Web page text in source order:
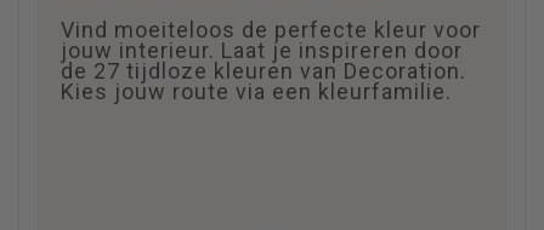
Vind moeiteloos de perfecte kleur voor
jouw interieur. Laat je inspireren door
de 27 tijdloze kleuren van Decoration.
Kies jouw route via een kleurfamilie.